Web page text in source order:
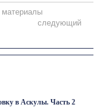
материалы
следующий
в Аскулы. Часть 2